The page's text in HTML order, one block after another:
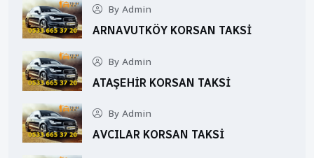
By Admin
ARNAVUTKÖY KORSAN TAKSI
By Admin
ATAŞEHIR KORSAN TAKSI
By Admin
AVCILAR KORSAN TAKSI